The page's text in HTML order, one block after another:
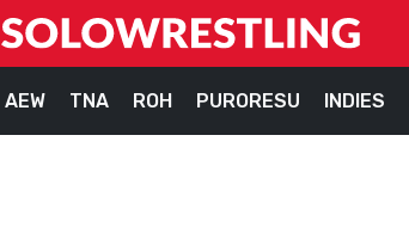
AEW TNA ROH PURORESU INDIES